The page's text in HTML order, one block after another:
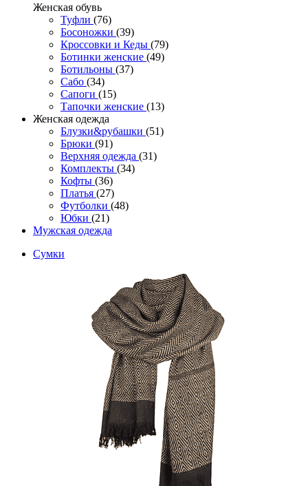
Женcкая обувь
Туфли (76)
Босоножки (39)
Кроссовки и Кеды (79)
Ботинки женские (49)
Ботильоны (37)
Сабо (34)
Сапоги (15)
Тапочки женские (13)
Женская одежда
Блузки&рубашки (51)
Брюки (91)
Верхняя одежда (31)
Комплекты (34)
Кофты (36)
Платья (27)
Футболки (48)
Юбки (21)
Мужская одежда
Сумки